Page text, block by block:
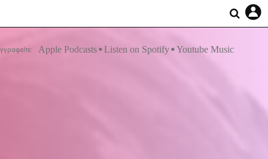
Apple Podcasts Listen on Spotify Youtube Music